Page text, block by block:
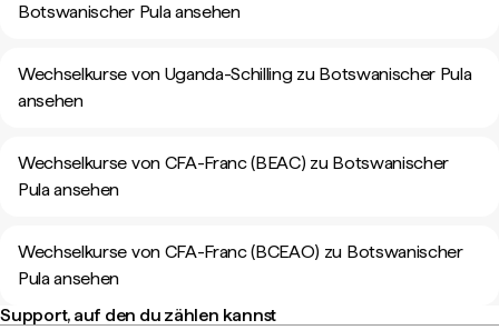
Botswanischer Pula ansehen
Wechselkurse von Uganda-Schilling zu Botswanischer Pula
ansehen
Wechselkurse von CFA-Franc (BEAC) zu Botswanischer
Pula ansehen
Wechselkurse von CFA-Franc (BCEAO) zu Botswanischer
Pula ansehen
Support, auf den du zählen kannst